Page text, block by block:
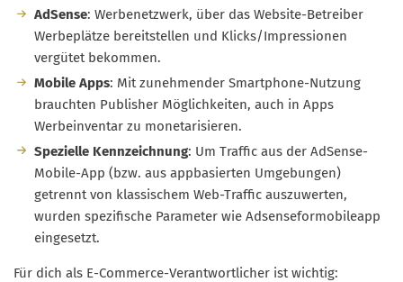
AdSense: Werbenetzwerk, über das Website-Betreiber
Werbeplätze bereitstellen und Klicks/Impressionen
vergütet bekommen.
Mobile Apps: Mit zunehmender Smartphone-Nutzung
brauchten Publisher Möglichkeiten, auch in Apps
Werbeinventar zu monetarisieren.
Spezielle Kennzeichnung: Um Traffic aus der AdSense-
Mobile-App (bzw. aus appbasierten Umgebungen)
getrennt von klassischem Web-Traffic auszuwerten,
wurden spezifische Parameter wie Adsenseformobileapp
eingesetzt.
Für dich als E-Commerce-Verantwortlicher ist wichtig: